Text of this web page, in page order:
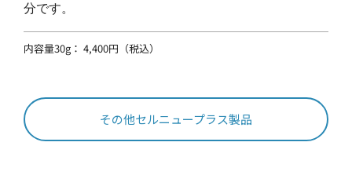
分です。
内容量30g： 4,400円（税込）
その他セルニュープラス製品